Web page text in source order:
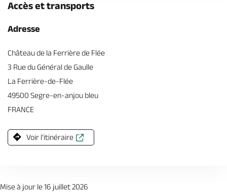
Accès et transports
Adresse
Château de la Ferrière de Flée
3 Rue du Général de Gaulle
La Ferrière-de-Flée
49500 Segre-en-anjou bleu
FRANCE
Voir l'itinéraire
Mise à jour le 16 juillet 2026